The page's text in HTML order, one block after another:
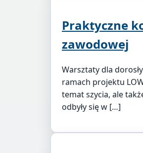
Praktyczne
zawodowej
Warsztaty dla
ramach projektu
temat szycia, ale
odbyły się w […]